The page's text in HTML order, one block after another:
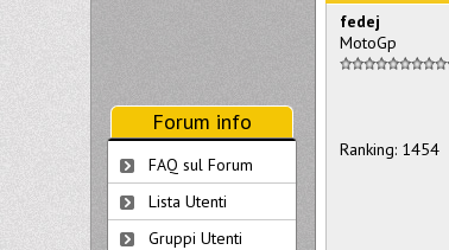
fedej
MotoGp
Ranking: 1454
Forum info
FAQ sul Forum
Lista Utenti
Gruppi Utenti